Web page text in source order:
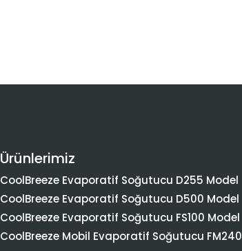
Ürünlerimiz
CoolBreeze Evaporatif Soğutucu D255 Model
CoolBreeze Evaporatif Soğutucu D500 Model
CoolBreeze Evaporatif Soğutucu FS100 Model
CoolBreeze Mobil Evaporatif Soğutucu FM240